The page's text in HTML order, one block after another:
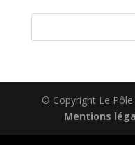
© Copyright Le
Mentions